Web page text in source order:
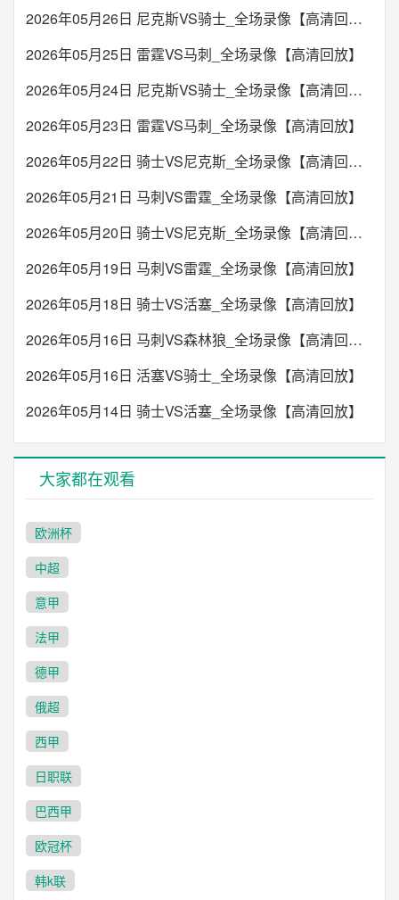
2026年05月26日 尼克斯VS骑士_全场录像【高清回放】
2026年05月25日 雷霆VS马刺_全场录像【高清回放】
2026年05月24日 尼克斯VS骑士_全场录像【高清回放】
2026年05月23日 雷霆VS马刺_全场录像【高清回放】
2026年05月22日 骑士VS尼克斯_全场录像【高清回放】
2026年05月21日 马刺VS雷霆_全场录像【高清回放】
2026年05月20日 骑士VS尼克斯_全场录像【高清回放】
2026年05月19日 马刺VS雷霆_全场录像【高清回放】
2026年05月18日 骑士VS活塞_全场录像【高清回放】
2026年05月16日 马刺VS森林狼_全场录像【高清回放】
2026年05月16日 活塞VS骑士_全场录像【高清回放】
2026年05月14日 骑士VS活塞_全场录像【高清回放】
大家都在观看
欧洲杯
中超
意甲
法甲
德甲
俄超
西甲
日职联
巴西甲
欧冠杯
韩k联